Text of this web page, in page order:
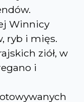
Winnicy
ryb i mięs.
ziół, w
i